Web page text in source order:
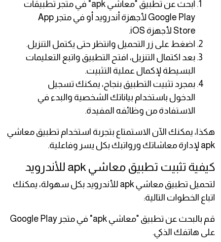
ابحث عن تطبيق "معاشي apk" في متجر تطبيقات
Google Play لأجهزة أندرويد أو في متجر App
Store لأجهزة iOS.
اضغط على زر التحميل وانتظر حتى يكتمل التنزيل.
بعد اكتمال التنزيل، افتح التطبيق واتبع التعليمات
البسيطة لإكمال عملية التثبيت.
بمجرد تثبيت التطبيق بنجاح، يمكنك تسجيل
الدخول باستخدام بياناتك الشخصية والبدء في
الاستفادة من وظائفه المفيدة.
هكذا، يمكنك الآن الاستمتاع بتجربة استخدام تطبيق معاشي
apk لإدارة معاشاتك ورواتبك بكل يسر وفاعلية.
كيفية تثبيت تطبيق معاشي apk للأندرويد
لتحميل تطبيق معاشي apk للأندرويد بكل سهولة، يمكنك
اتباع الخطوات التالية:
قم بالبحث عن تطبيق "معاشي apk" في متجر Google Play
على هاتفك الذكي.